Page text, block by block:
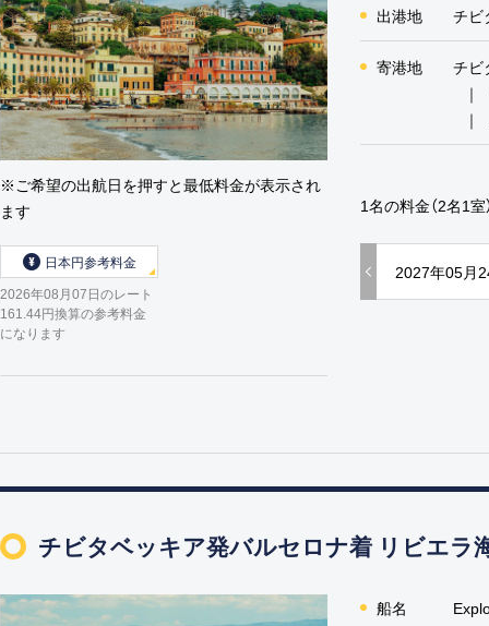
出港地 チビ
寄港地 チビ
1名の料金（2名1室）
2027年05月
※ご希望の出航日を押すと最低料金が表示され
ます
日本円参考料金
2026年08月07日のレート
161.44円換算の参考料金
になります
チビタベッキア発バルセロナ着 リビエラ
船名